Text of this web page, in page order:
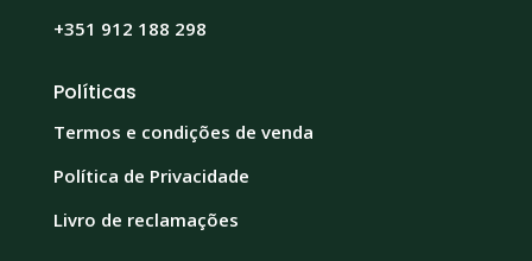
+351 912 188 298
Políticas
Termos e condições de venda
Política de Privacidade
Livro de reclamações